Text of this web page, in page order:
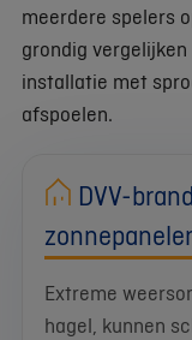
meerdere spelers
grondig
installatie met
afspoelen.
DVV-
Extreme
hagel, kunnen